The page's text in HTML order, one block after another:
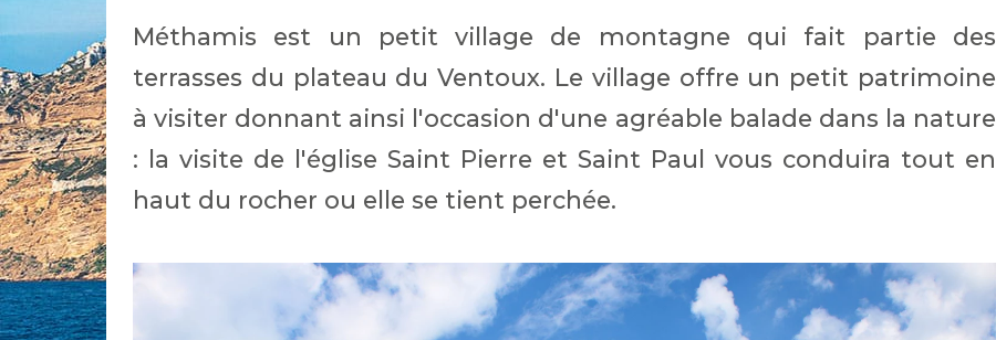
Méthamis est un petit village de montagne qui fait partie des
terrasses du plateau du Ventoux. Le village offre un petit patrimoine
à visiter donnant ainsi l'occasion d'une agréable balade dans la nature
: la visite de l'église Saint Pierre et Saint Paul vous conduira tout en
haut du rocher ou elle se tient perchée.